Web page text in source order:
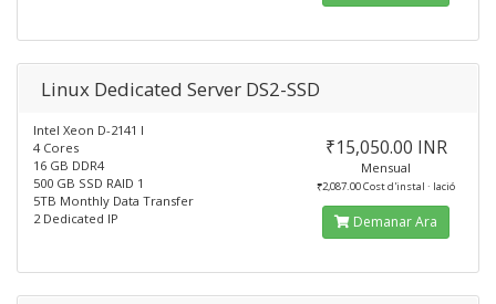
Linux Dedicated Server DS2-SSD
Intel Xeon D-2141 I
4 Cores
16 GB DDR4
500 GB SSD RAID 1
5TB Monthly Data Transfer
2 Dedicated IP
₹15,050.00 INR
Mensual
₹2,087.00 Cost d'instal · lació
Demanar Ara